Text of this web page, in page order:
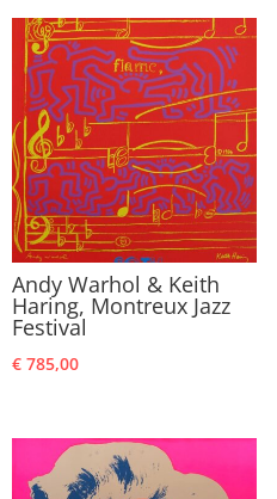
Andy Warhol & Keith
Haring, Montreux Jazz
Festival
€ 785,00